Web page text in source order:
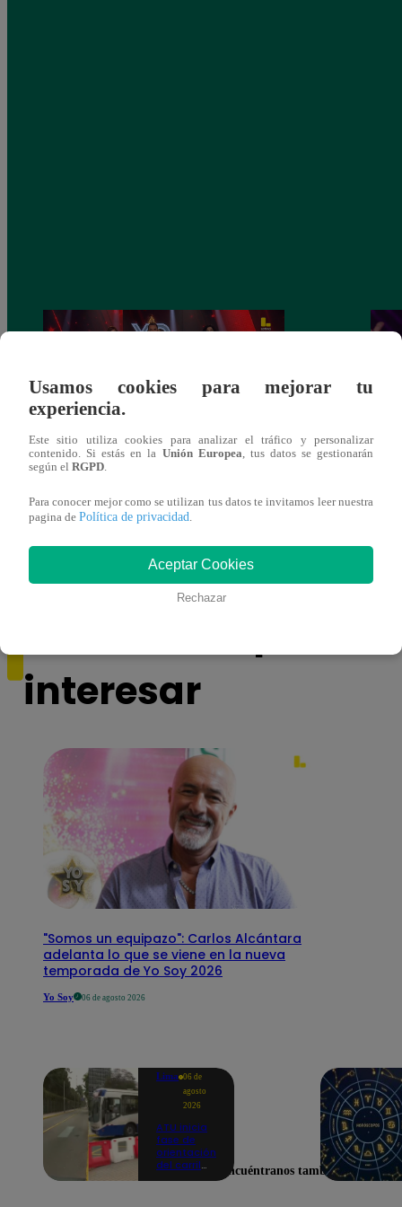
Pájaro Gómez venció a Miguel Mateos y
mantuvo su silla de consagrado!
rock
interesar
"Somos un equipazo": Carlos Alcántara
adelanta lo que se viene en la nueva
temporada de Yo Soy 2026
Yo Soy 06 de agosto 2026
Lima 06 de
agosto
2026
ATU inicia
fase de
orientación
del carril
Usamos cookies para mejorar tu
experiencia.
Este sitio utiliza cookies para analizar el tráfico y personalizar
contenido. Si estás en la Unión Europea , tus datos se gestionarán
según el RGPD
Para conocer mejor como se utilizan tus datos te invitamos leer nuestra
pagina de Política de privacidad
Aceptar Cookies
Rechazar
Encuéntranos también en